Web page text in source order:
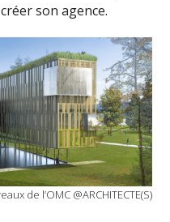
son agence.
de l’OMC @ARCHITECTE(S)